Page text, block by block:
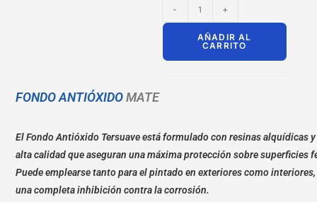
- +
AÑADIR AL
CARRITO
FONDO ANTIÓXIDOMATE
El Fondo Antióxido Tersuave está formulado con resinas alquídicas
alta calidad que aseguran una máxima protección sobre superficies
Puede emplearse tanto para el pintado en exteriores como
una completa inhibición contra la corrosión.